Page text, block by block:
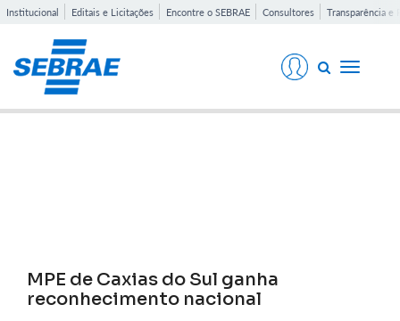
Institucional Editais e Licitações Encontre o SEBRAE Consultores Transparência e
Toggle
MPE de Caxias do Sul ganha
reconhecimento nacional